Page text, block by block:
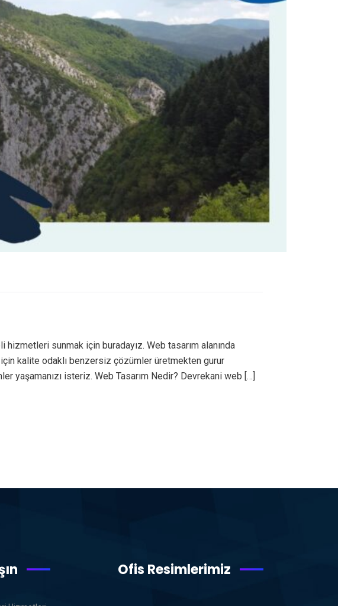
sunmak için buradayız. Web tasarım alanında
kalite odaklı benzersiz çözümler üretmekten gurur
yaşamanızı isteriz. Web Tasarım Nedir? Devrekani web […]
Ofis Resimlerimiz